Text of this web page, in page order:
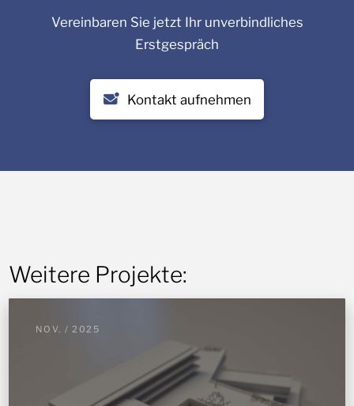
Vereinbaren Sie jetzt Ihr unverbindliches
Erstgespräch
Kontakt aufnehmen
Weitere Projekte:
NOV. / 2025